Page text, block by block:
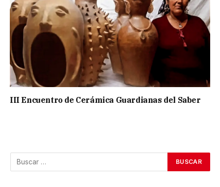
III Encuentro de Cerámica Guardianas del Saber